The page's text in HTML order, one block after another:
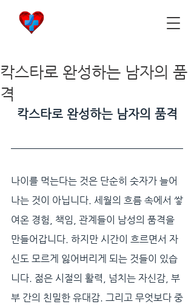
칵스타로 완성하는 남자의 품
격
칵스타로 완성하는 남자의 품격
나이를 먹는다는 것은 단순히 숫자가 늘어
나는 것이 아닙니다. 세월의 흐름 속에서 쌓
여온 경험, 책임, 관계들이 남성의 품격을
만들어갑니다. 하지만 시간이 흐르면서 자
신도 모르게 잃어버리게 되는 것들이 있습
니다. 젊은 시절의 활력, 넘치는 자신감, 부
부 간의 친밀한 유대감. 그리고 무엇보다 중